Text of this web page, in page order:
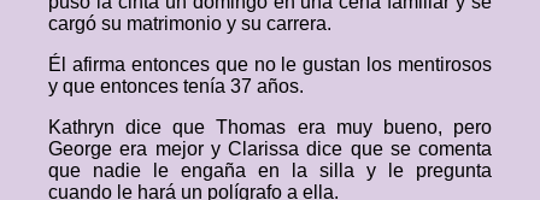
cargó su matrimonio y su carrera.
Él afirma entonces que no le gustan los mentirosos
y que entonces tenía 37 años.
Kathryn dice que Thomas era muy bueno, pero
George era mejor y Clarissa dice que se comenta
que nadie le engaña en la silla y le pregunta
cuando le hará un polígrafo a ella.